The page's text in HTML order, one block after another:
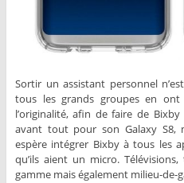
Sortir un assistant personnel
tous les grands groupes en
l’originalité, afin de faire de
avant tout pour son Galaxy S8,
espère intégrer Bixby à tous les
qu’ils aient un micro.
gamme mais également milieu-de-